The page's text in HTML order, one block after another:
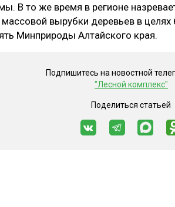
В то же время в регионе
вырубки деревьев в
Минприроды Алтайского края.
Подпишитесь на новостной
"Лесной комплекс"
Поделиться статьей